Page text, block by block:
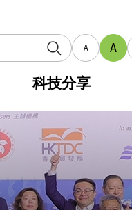
A A
科技分享